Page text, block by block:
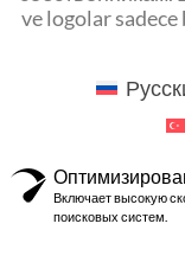
ve logolar sadece
Включает высокую
поисковых систем.